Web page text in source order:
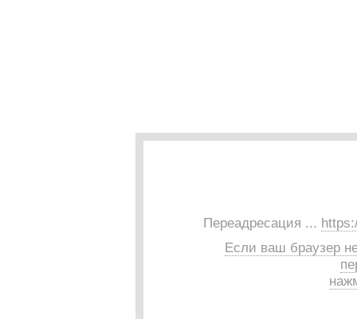
Переадресация ...
Если ваш браузер